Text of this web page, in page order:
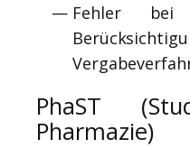
Fehler bei
PhaST
Pharmazie)